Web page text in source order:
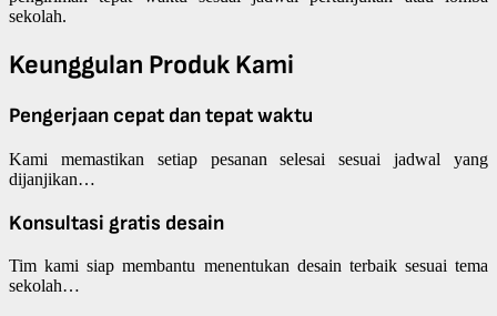
sekolah.
Keunggulan Produk Kami
Pengerjaan cepat dan tepat waktu
Kami memastikan setiap pesanan selesai sesuai jadwal yang
dijanjikan…
Konsultasi gratis desain
Tim kami siap membantu menentukan desain terbaik sesuai tema
sekolah…